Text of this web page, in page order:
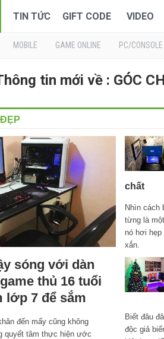
TIN TỨC GIFT CODE VIDEO
MOBILE GAME ONLINE PC/CONSOLE
tin mới về : GÓC
sóng với dàn
thủ 16 tuổi
lớp 7 để sắm
đến mấy cũng không
quyết tâm thực hiện ước
chất
Nhìn cách
từng là
nó hơi
xắn.
Biết đâu
độc giả